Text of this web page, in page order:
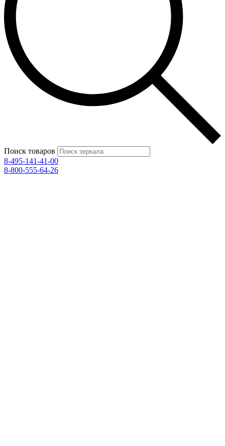
Поиск товаров
8-495-141-41-00
8-800-555-64-26